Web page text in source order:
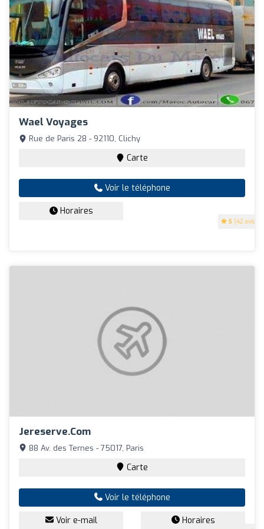
Wael Voyages
5 (42 avis)
Rue de Paris 28 - 92110, Clichy
Carte
Voir le téléphone
Horaires
Jereserve.com
88 Av. des Ternes - 75017, Paris
Carte
Voir le téléphone
Voir e-mail Horaires